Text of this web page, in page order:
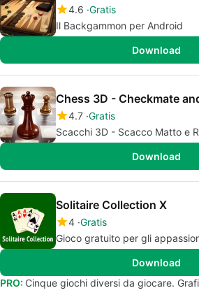
4.6 Gratis
Il Backgammon per Android
Download
Chess 3D - Checkmate
4.7 Gratis
Scacchi 3D - Scacco Matto e
Download
Solitaire Collection X
4 Gratis
Gioco gratuito per gli
Download
PRO: Cinque giochi diversi da giocare.